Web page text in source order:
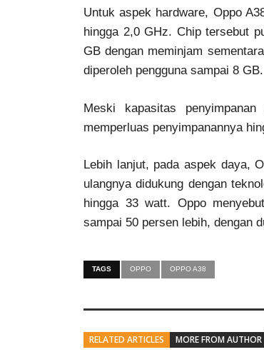
Untuk aspek hardware, Oppo
hingga 2,0 GHz. Chip tersebut
GB dengan meminjam
diperoleh pengguna sampai 8 GB.
Meski kapasitas
memperluas penyimpanannya
Lebih lanjut, pada aspek daya,
ulangnya didukung dengan
hingga 33 watt. Oppo
sampai 50 persen lebih, dengan
TAGS OPPO OPPO A38
RELATED ARTICLES MORE FROM AUTHOR